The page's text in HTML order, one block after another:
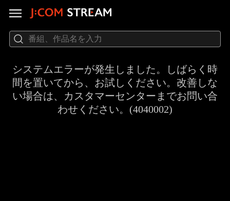
システムエラーが発生しました。しばらく時
間を置いてから、お試しください。改善しな
い場合は、カスタマーセンターまでお問い合
わせください。(4040002)